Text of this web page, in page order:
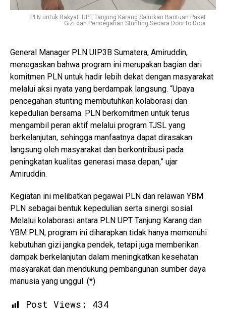
PLN untuk Rakyat: UPT Tanjung Karang Salurkan Bantuan Paket
Gizi dan Pencegahan Stunting Secara Door to Door
General Manager PLN UIP3B Sumatera, Amiruddin,
menegaskan bahwa program ini merupakan bagian dari
komitmen PLN untuk hadir lebih dekat dengan masyarakat
melalui aksi nyata yang berdampak langsung. “Upaya
pencegahan stunting membutuhkan kolaborasi dan
kepedulian bersama. PLN berkomitmen untuk terus
mengambil peran aktif melalui program TJSL yang
berkelanjutan, sehingga manfaatnya dapat dirasakan
langsung oleh masyarakat dan berkontribusi pada
peningkatan kualitas generasi masa depan,” ujar
Amiruddin.
Kegiatan ini melibatkan pegawai PLN dan relawan YBM
PLN sebagai bentuk kepedulian serta sinergi sosial.
Melalui kolaborasi antara PLN UPT Tanjung Karang dan
YBM PLN, program ini diharapkan tidak hanya memenuhi
kebutuhan gizi jangka pendek, tetapi juga memberikan
dampak berkelanjutan dalam meningkatkan kesehatan
masyarakat dan mendukung pembangunan sumber daya
manusia yang unggul. (*)
Post Views: 434